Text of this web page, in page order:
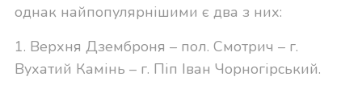
однак найпопулярнішими є два з них:
1. Верхня Дземброня – пол. Смотрич – г.
Вухатий Камінь – г. Піп Іван Чорногірський.